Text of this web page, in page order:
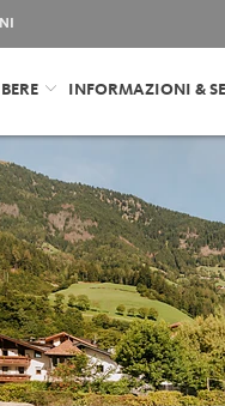
INFORMAZIONI &